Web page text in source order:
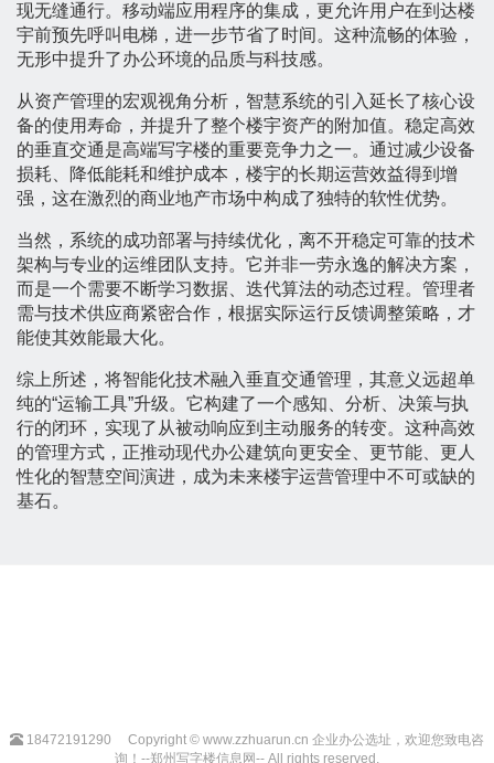
现无缝通行。移动端应用程序的集成，更允许用户在到达楼
宇前预先呼叫电梯，进一步节省了时间。这种流畅的体验，
无形中提升了办公环境的品质与科技感。
从资产管理的宏观视角分析，智慧系统的引入延长了核心设
备的使用寿命，并提升了整个楼宇资产的附加值。稳定高效
的垂直交通是高端写字楼的重要竞争力之一。通过减少设备
损耗、降低能耗和维护成本，楼宇的长期运营效益得到增
强，这在激烈的商业地产市场中构成了独特的软性优势。
当然，系统的成功部署与持续优化，离不开稳定可靠的技术
架构与专业的运维团队支持。它并非一劳永逸的解决方案，
而是一个需要不断学习数据、迭代算法的动态过程。管理者
需与技术供应商紧密合作，根据实际运行反馈调整策略，才
能使其效能最大化。
综上所述，将智能化技术融入垂直交通管理，其意义远超单
纯的“运输工具”升级。它构建了一个感知、分析、决策与执
行的闭环，实现了从被动响应到主动服务的转变。这种高效
的管理方式，正推动现代办公建筑向更安全、更节能、更人
性化的智慧空间演进，成为未来楼宇运营管理中不可或缺的
基石。
18472191290
Copyright © www.zzhuarun.cn 企业办公选址，欢迎您致电咨
询！--郑州写字楼信息网-- All rights reserved.